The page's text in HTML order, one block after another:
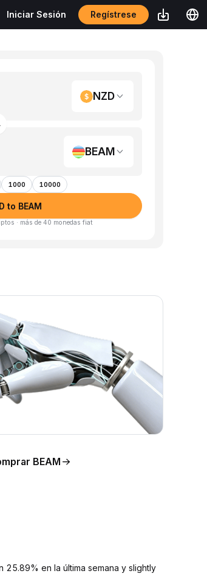
Iniciar Sesión Regístrese
NZD
BEAM
1000 10000
to BEAM
· más de 40 monedas fiat
BEAM
25.89% en la última semana y slightly